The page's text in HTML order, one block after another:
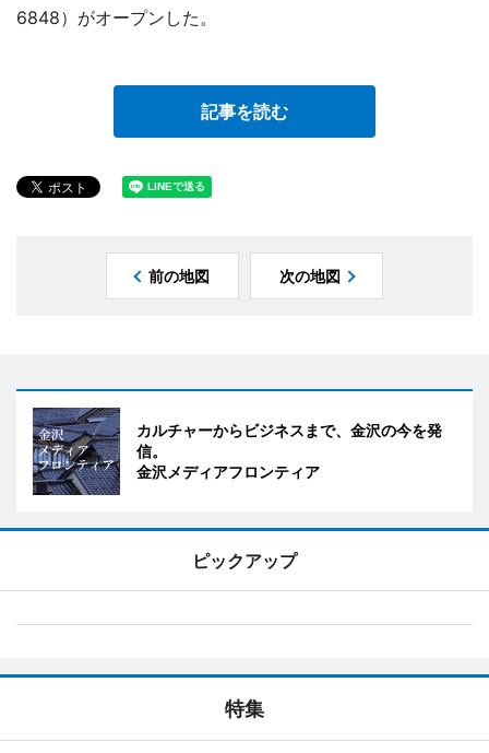
6848）がオープンした。
記事を読む
前の地図 次の地図
カルチャーからビジネスまで、金沢の今を発
信。
金沢メディアフロンティア
ピックアップ
特集